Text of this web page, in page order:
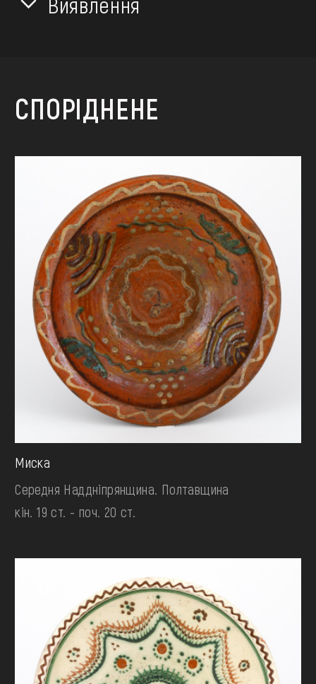
СПОРІДНЕНЕ
Миска
Середня Наддніпрянщина. Полтавщина
кін. 19 ст. - поч. 20 ст.